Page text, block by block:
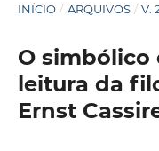
INÍCIO / ARQUIVOS / V.
O simbólico
leitura da
Ernst